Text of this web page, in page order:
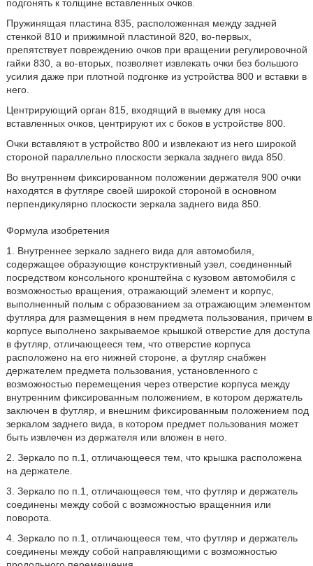
подгонять к толщине вставленных очков.
Пружинящая пластина 835, расположенная между задней
стенкой 810 и прижимной пластиной 820, во-первых,
препятствует повреждению очков при вращении регулировочной
гайки 830, а во-вторых, позволяет извлекать очки без большого
усилия даже при плотной подгонке из устройства 800 и вставки в
него.
Центрирующий орган 815, входящий в выемку для носа
вставленных очков, центрируют их с боков в устройстве 800.
Очки вставляют в устройство 800 и извлекают из него широкой
стороной параллельно плоскости зеркала заднего вида 850.
Во внутреннем фиксированном положении держателя 900 очки
находятся в футляре своей широкой стороной в основном
перпендикулярно плоскости зеркала заднего вида 850.
Формула изобретения
1. Внутреннее зеркало заднего вида для автомобиля,
содержащее образующие конструктивный узел, соединенный
посредством консольного кронштейна с кузовом автомобиля с
возможностью вращения, отражающий элемент и корпус,
выполненный полым с образованием за отражающим элементом
футляра для размещения в нем предмета пользования, причем в
корпусе выполнено закрываемое крышкой отверстие для доступа
в футляр, отличающееся тем, что отверстие корпуса
расположено на его нижней стороне, а футляр снабжен
держателем предмета пользования, установленного с
возможностью перемещения через отверстие корпуса между
внутренним фиксированным положением, в котором держатель
заключен в футляр, и внешним фиксированным положением под
зеркалом заднего вида, в котором предмет пользования может
быть извлечен из держателя или вложен в него.
2. Зеркало по п.1, отличающееся тем, что крышка расположена
на держателе.
3. Зеркало по п.1, отличающееся тем, что футляр и держатель
соединены между собой с возможностью вращенния или
поворота.
4. Зеркало по п.1, отличающееся тем, что футляр и держатель
соединены между собой направляющими с возможностью